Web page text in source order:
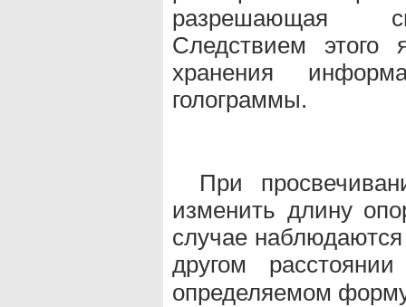
разрешающая
Следствием этого
хранения
голограммы.
При
изменить длину
случае
другом
определяемом